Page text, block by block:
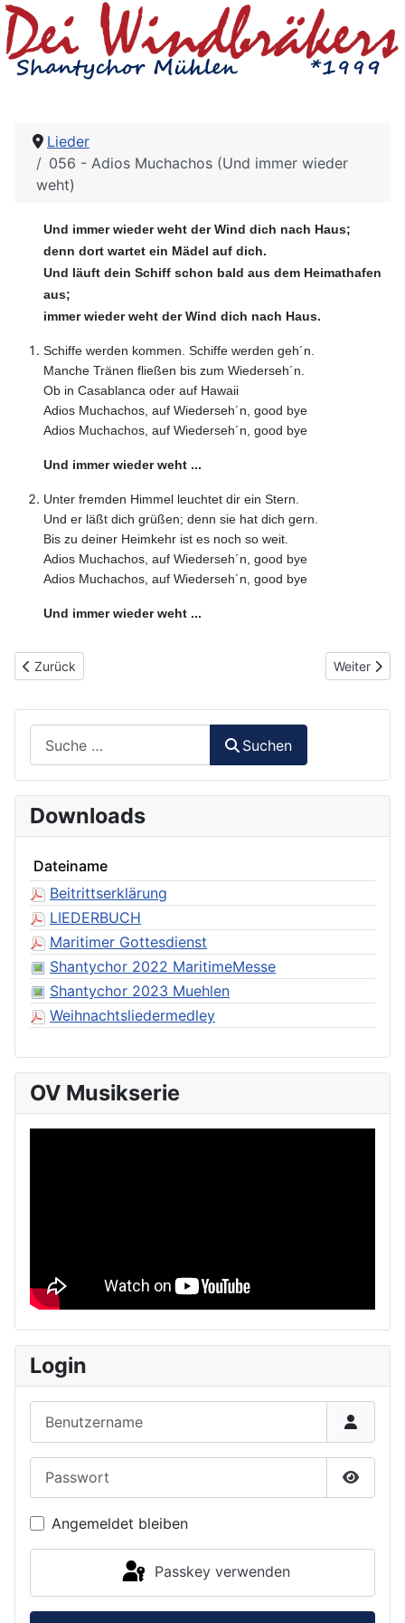
Lieder
056 - Adios Muchachos (Und immer wieder
weht)
Und immer wieder weht der Wind dich nach Haus;
denn dort wartet ein Mädel auf dich.
Und läuft dein Schiff schon bald aus dem Heimathafen
aus;
immer wieder weht der Wind dich nach Haus.
Schiffe werden kommen. Schiffe werden geh´n.
Manche Tränen fließen bis zum Wiederseh´n.
Ob in Casablanca oder auf Hawaii
Adios Muchachos, auf Wiederseh´n, good bye
Adios Muchachos, auf Wiederseh´n, good bye
Und immer wieder weht ...
Unter fremden Himmel leuchtet dir ein Stern.
Und er läßt dich grüßen; denn sie hat dich gern.
Bis zu deiner Heimkehr ist es noch so weit.
Adios Muchachos, auf Wiederseh´n, good bye
Adios Muchachos, auf Wiederseh´n, good bye
Und immer wieder weht ...
Vorheriger Beitrag: 055 - Hab die ganze Welt gesehn
Zurück Nächster
Weiter
Suchen
Downloads
Dateiname
Beitrittserklärung
LIEDERBUCH
Maritimer Gottesdienst
Shantychor 2022 MaritimeMesse
Shantychor 2023 Muehlen
Weihnachtsliedermedley
OV Musikserie
Login
Angemeldet bleiben
Passkey verwenden